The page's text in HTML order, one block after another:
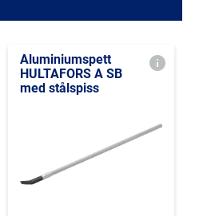
Aluminiumspett
HULTAFORS A SB
med stålspiss